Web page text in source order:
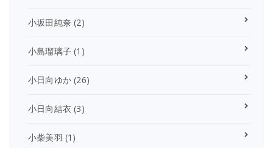
小坂田純奈 (2)
小島瑠璃子 (1)
小日向ゆか (26)
小日向結衣 (3)
小柴美羽 (1)